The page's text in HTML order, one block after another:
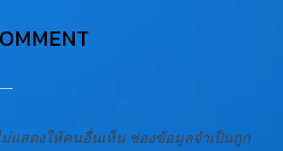
แสดงให้คนอื่นเห็น ช่องข้อมูลจำเป็นถูก